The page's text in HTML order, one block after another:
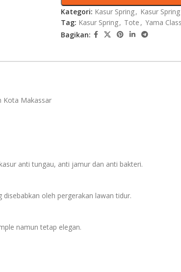
Kategori: Kasur Spring, Kasur
Tag: Kasur Spring, Tote , Yama
Bagikan:
Kota Makassar
anti tungau, anti jamur dan anti bakteri.
oleh pergerakan lawan tidur.
namun tetap elegan.